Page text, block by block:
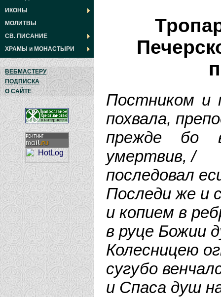
ИКОНЫ
МОЛИТВЫ
СВ. ПИСАНИЕ
ХРАМЫ и МОНАСТЫРИ
ВЕБМАСТЕРУ
ПОДПИСКА
О САЙТЕ
Постником и
похвала,
прежде бо
умертвив, /
последовал
Последи же и
и копием в
в руце Божии
Колесницею
сугубо
и Спаса душ